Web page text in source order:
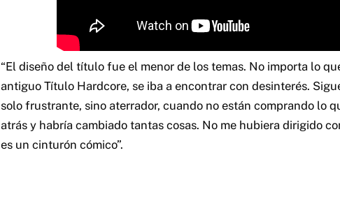
“El diseño del título fue el menor de los temas. No importa lo
antiguo Título Hardcore, se iba a encontrar con desinterés.
solo frustrante, sino aterrador, cuando no están comprando lo
atrás y habría cambiado tantas cosas. No me hubiera dirigido
es un cinturón cómico”.